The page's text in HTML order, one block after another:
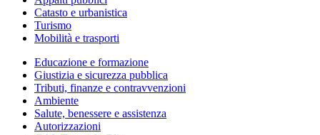
Catasto e urbanistica
Turismo
Mobilità e trasporti
Educazione e formazione
Giustizia e sicurezza pubblica
Tributi, finanze e contravvenzioni
Ambiente
Salute, benessere e assistenza
Autorizzazioni